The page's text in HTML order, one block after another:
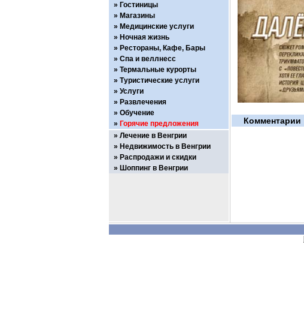
Комментарии
Гостиницы
Магазины
Медицинские услуги
Ночная жизнь
Рестораны, Кафе, Бары
Спа и веллнесс
Термальные курорты
Туристические услуги
Услуги
Развлечения
Обучение
Горячие предложения
Лечение в Венгрии
Недвижимость в Венгрии
Распродажи и скидки
Шоппинг в Венгрии